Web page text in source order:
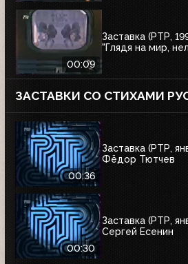
00:09
Заставка (РТР,
"Глядя на мир,
ЗАСТАВКИ СО СТИХАМИ
00:36
Заставка (РТР,
Фёдор Тютчев
00:30
Заставка (РТР,
Сергей Есенин